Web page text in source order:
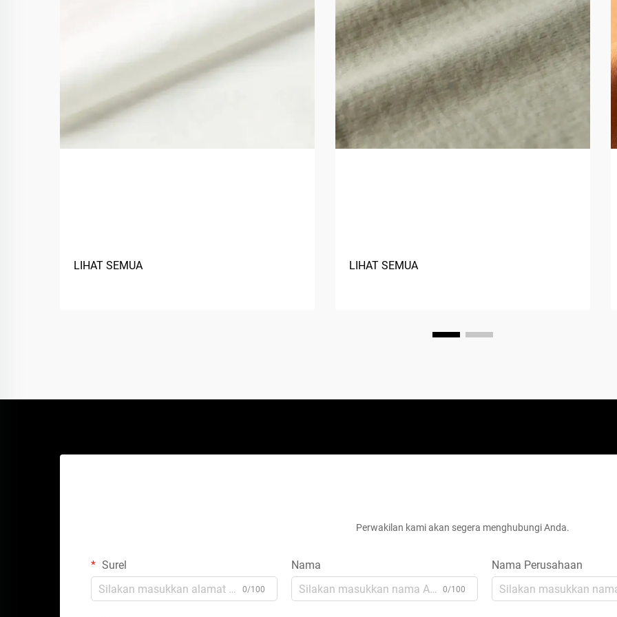
LIHAT SEMUA LIHAT SEMUA
Perwakilan kami akan segera menghubungi Anda.
Surel
0/100
Nama
0/100
Nama Perusahaan